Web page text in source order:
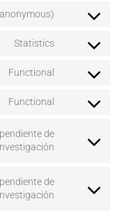
recaptcha
service
Consent
service
Statistics
Consent
service
analytics
Functional
Consent
service
Functional
Consent
wordfence
de
Consent
google-
de
Consent